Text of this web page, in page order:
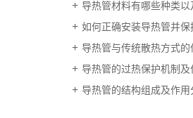
导热管材料有哪些种类以
如何正确安装导热管并保
导热管与传统散热方式的
导热管的过热保护机制及
导热管的结构组成及作用